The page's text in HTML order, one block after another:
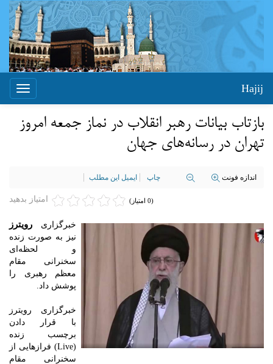
Toggle
Hajij
بازتاب بیانات رهبر انقلاب در نماز جمعه امروز
تهران در رسانه‌های جهان
اندازه فونت چاپ ایمیل این مطلب
امتیاز بدهید (0 امتیاز)
خبرگزاری رویترز
نیز به صورت زنده
و لحظه‌ای
سخنرانی مقام
معظم رهبری را
پوشش داد.
خبرگزاری رویترز
با قرار دادن
برچسب زنده
(Live) فرازهایی از
سخنرانی مقام